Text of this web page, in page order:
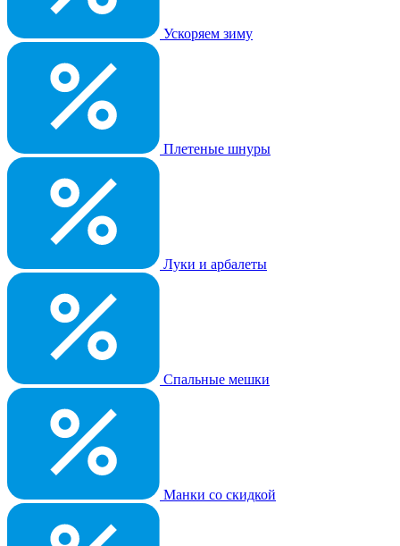
Ускоряем зиму
Плетеные шнуры
Луки и арбалеты
Спальные мешки
Манки со скидкой